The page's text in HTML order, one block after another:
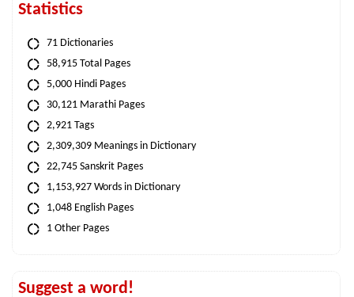
Statistics
71 Dictionaries
58,915 Total Pages
5,000 Hindi Pages
30,121 Marathi Pages
2,921 Tags
2,309,309 Meanings in Dictionary
22,745 Sanskrit Pages
1,153,927 Words in Dictionary
1,048 English Pages
1 Other Pages
Suggest a word!